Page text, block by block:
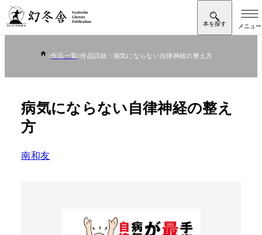
作品一覧 作品詳細：病気にならない自律神経の整え方
病気にならない自律神経の整え
方
南和友